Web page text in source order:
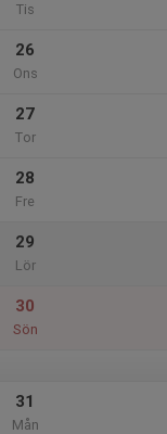
Tis
26
Ons
27
Tor
28
Fre
29
Lör
30
Sön
31
Mån